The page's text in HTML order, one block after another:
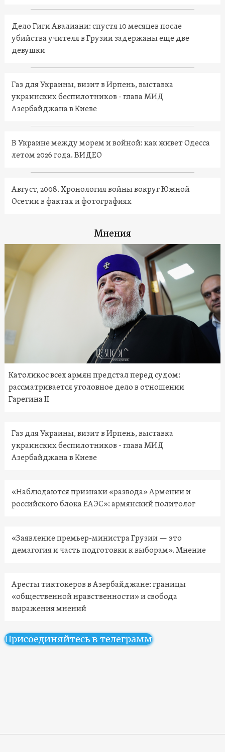
Дело Гиги Авалиани: спустя 10 месяцев после
убийства учителя в Грузии задержаны еще две
девушки
Газ для Украины, визит в Ирпень, выставка
украинских беспилотников - глава МИД
Азербайджана в Киеве
В Украине между морем и войной: как живет Одесса
летом 2026 года. ВИДЕО
Август, 2008. Хронология войны вокруг Южной
Осетии в фактах и фотографиях
Мнения
Католикос всех армян предстал перед судом:
рассматривается уголовное дело в отношении
Гарегина II
Газ для Украины, визит в Ирпень, выставка
украинских беспилотников - глава МИД
Азербайджана в Киеве
«Наблюдаются признаки «развода» Армении и
российского блока ЕАЭС»: армянский политолог
«Заявление премьер-министра Грузии — это
демагогия и часть подготовки к выборам». Мнение
Аресты тиктокеров в Азербайджане: границы
«общественной нравственности» и свобода
выражения мнений
Присоединяйтесь в телеграмм